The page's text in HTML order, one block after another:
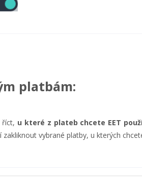
platbám:
říct, u které z plateb chcete EET
zakliknout vybrané platby, u kterých